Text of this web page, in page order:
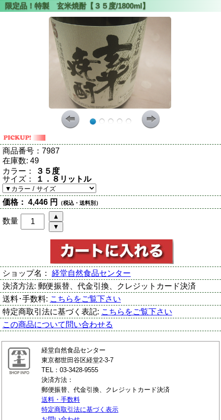
商品番号： 7987
在庫数: 49
カラー：
３５度
サイズ：
１．８リットル
価格： 4,446 円 （税込・送料別）
数量
ショップ名： 経堂自然食品センター
決済方法: 郵便振替、代金引換、クレジットカード決済
送料･手数料: こちらをご覧下さい
特定商取引法に基づく表記: こちらをご覧下さい
この商品について問い合わせる
経堂自然食品センター
東京都世田谷区経堂2-3-7
TEL：03-3428-9555
決済方法：
郵便振替、代金引換、クレジットカード決済
送料・手数料
特定商取引法に基づく表示